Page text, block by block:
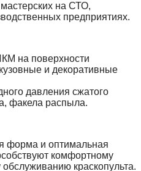
на СТО,
предприятиях.
на поверхности
и декоративные
давления сжатого
факела распыла.
форма и оптимальная
комфортному
краскопульта.